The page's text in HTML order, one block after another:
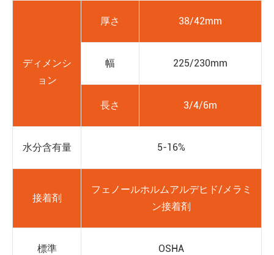
ディメンシ
ョン
厚さ 38/42mm
幅 225/230mm
長さ 3/4/6m
水分含有量 5-16%
接着剤
フェノールホルムアルデヒド/メラミ
ン接着剤
標準 OSHA